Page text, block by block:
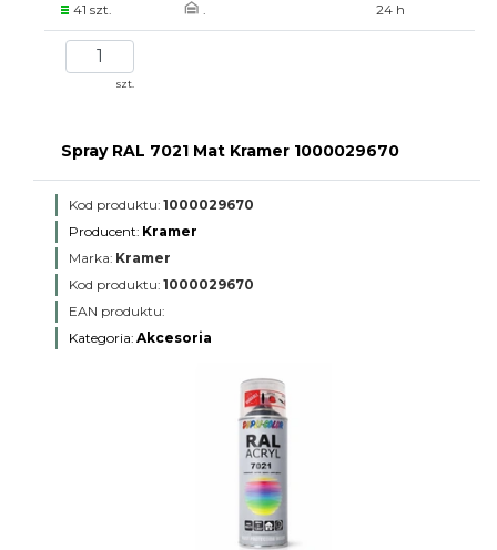
41 szt. . 24 h
szt.
Spray RAL 7021 Mat Kramer 1000029670
Kod produktu: 1000029670
Producent: Kramer
Marka: Kramer
Kod produktu: 1000029670
EAN produktu:
Kategoria: Akcesoria